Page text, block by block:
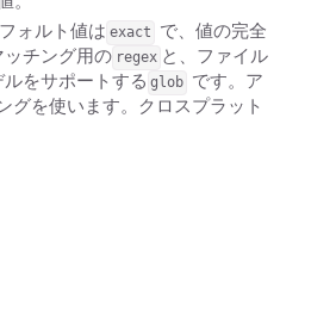
ォルト値は exact
で、値の完全
チング用の regex と、ファイル
をサポートする glob です。ア
グを使います。クロスプラット